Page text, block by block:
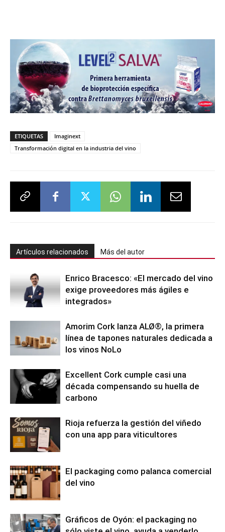
ETIQUETAS
Imaginext
Transformación digital en la industria del vino
Artículos relacionados Más del autor
Enrico Bracesco: «El mercado del vino
exige proveedores más ágiles e
integrados»
Amorim Cork lanza ALØ®, la primera
línea de tapones naturales dedicada a
los vinos NoLo
Excellent Cork cumple casi una
década compensando su huella de
carbono
Rioja refuerza la gestión del viñedo
con una app para viticultores
El packaging como palanca comercial
del vino
Gráficos de Oyón: el packaging no